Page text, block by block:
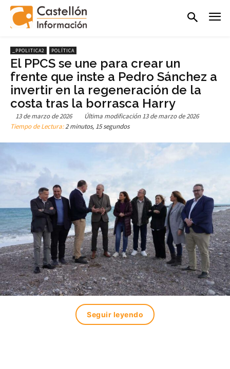
_PPOLITICA2 POLÍTICA
El PPCS se une para crear un
frente que inste a Pedro Sánchez a
invertir en la regeneración de la
costa tras la borrasca Harry
13 de marzo de 2026 Última modificación 13 de marzo de 2026
Tiempo de Lectura:2 minutos, 15 segundos
Seguir leyendo